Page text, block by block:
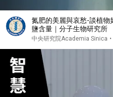
氮肥的美麗與哀愁-談植物
鹽含量｜分子生物研究所
中央研究院Academia Sinica •